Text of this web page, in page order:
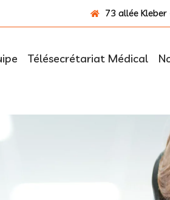
73 allée
Télésecrétariat Médical